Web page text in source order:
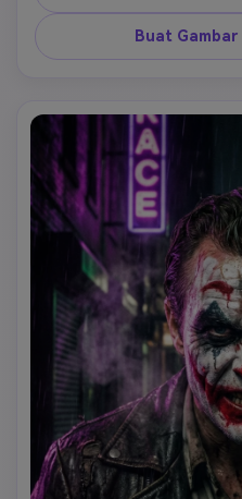
Buat